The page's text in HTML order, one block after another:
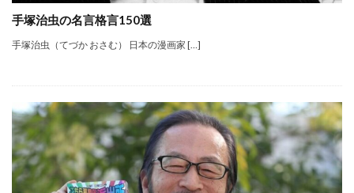
手塚治虫の名言格言150選
手塚治虫（てづか おさむ） 日本の漫画家 […]